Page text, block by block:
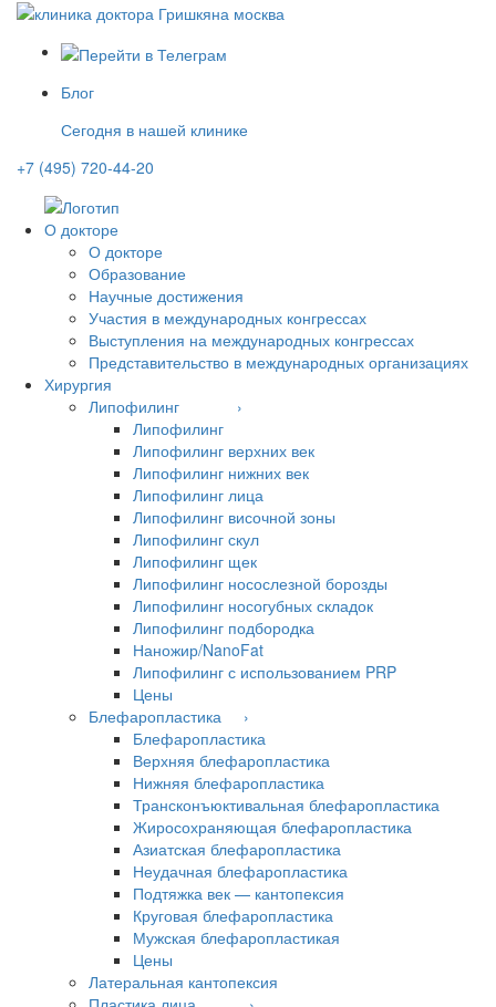
Блог
Сегодня в нашей клинике
+7 (495) 720-44-20
О докторе
О докторе
Образование
Научные достижения
Участия в международных конгрессах
Выступления на международных конгрессах
Представительство в международных организациях
Хирургия
Липофилинг ›
Липофилинг
Липофилинг верхних век
Липофилинг нижних век
Липофилинг лица
Липофилинг височной зоны
Липофилинг скул
Липофилинг щек
Липофилинг носослезной борозды
Липофилинг носогубных складок
Липофилинг подбородка
Наножир/NanoFat
Липофилинг с использованием PRP
Цены
Блефаропластика ›
Блефаропластика
Верхняя блефаропластика
Нижняя блефаропластика
Трансконъюктивальная блефаропластика
Жиросохраняющая блефаропластика
Азиатская блефаропластика
Неудачная блефаропластика
Подтяжка век — кантопексия
Круговая блефаропластика
Мужская блефаропластикая
Цены
Латеральная кантопексия